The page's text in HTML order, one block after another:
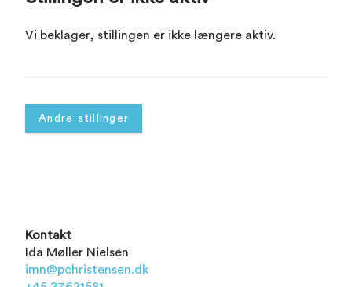
Vi beklager, stillingen er ikke længere aktiv.
Andre stillinger
Kontakt
Ida Møller Nielsen
imn@pchristensen.dk